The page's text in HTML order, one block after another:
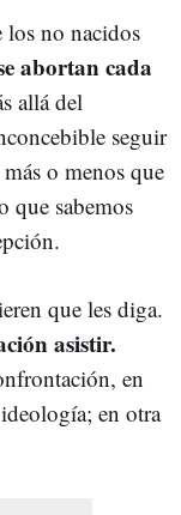
los no nacidos
abortan cada
allá del
seguir
o menos que
que sabemos
que les diga.
asistir.
en
en otra